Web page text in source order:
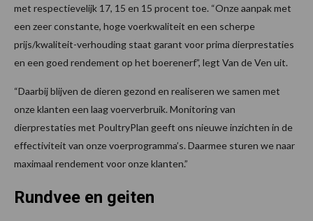
met respectievelijk 17, 15 en 15 procent toe. “Onze aanpak met
een zeer constante, hoge voerkwaliteit en een scherpe
prijs/kwaliteit-verhouding staat garant voor prima dierprestaties
en een goed rendement op het boerenerf”, legt Van de Ven uit.
“Daarbij blijven de dieren gezond en realiseren we samen met
onze klanten een laag voerverbruik. Monitoring van
dierprestaties met PoultryPlan geeft ons nieuwe inzichten in de
effectiviteit van onze voerprogramma’s. Daarmee sturen we naar
maximaal rendement voor onze klanten.”
Rundvee en geiten